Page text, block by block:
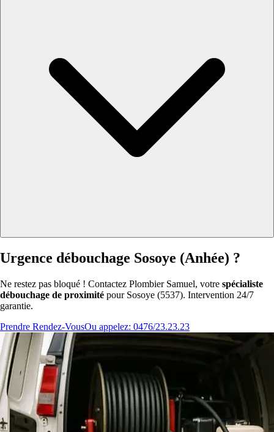
Urgence débouchage Sosoye (Anhée) ?
Ne restez pas bloqué ! Contactez Plombier Samuel, votre spécialiste
débouchage de proximité pour Sosoye (5537). Intervention 24/7
garantie.
Prendre Rendez-VousOu appelez: 0476/23.23.23